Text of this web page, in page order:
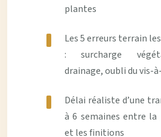
plantes
Les 5 erreurs terrain
: surcharge
drainage, oubli du vis-
Délai réaliste d’une
à 6 semaines entre
et les finitions